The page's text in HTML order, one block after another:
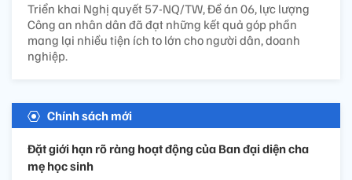
Triển khai Nghị quyết 57-NQ/TW, Đề án 06, lực lượng
Công an nhân dân đã đạt những kết quả góp phần
mang lại nhiều tiện ích to lớn cho người dân, doanh
nghiệp.
Chính sách mới
Đặt giới hạn rõ ràng hoạt động của Ban đại diện cha
mẹ học sinh